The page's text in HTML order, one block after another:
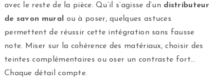
avec le reste de la pièce. Qu’il s’agisse d’un distributeur
de savon mural
ou à poser, quelques astuces
permettent de réussir cette intégration sans fausse
note. Miser sur la cohérence des matériaux, choisir des
teintes complémentaires ou oser un contraste fort…
Chaque détail compte.